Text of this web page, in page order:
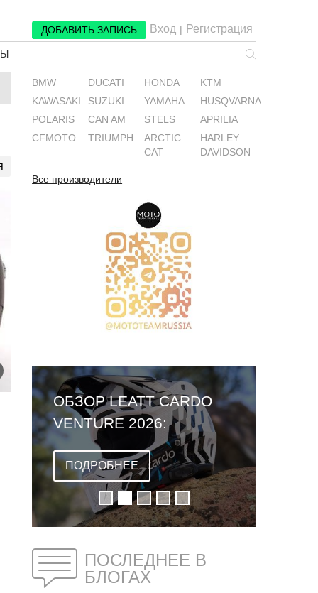
ДОБАВИТЬ ЗАПИСЬ Вход | Регистрация
BMW DUCATI HONDA
KTM
KAWASAKI
SUZUKI YAMAHA
HUSQVARNA
POLARIS
CAN AM STELS
APRILIA
CFMOTO
TRIUMPH
ARCTIC
CAT
HARLEY
DAVIDSON
Все производители
ОБЗОР LEATT CARDO
VENTURE 2026:
ПЕРВЫЙ ШЛЕМ СО
ВСТРОЕННОЙ
ГАРНИТУРОЙ
ПОДРОБНЕЕ
ПОСЛЕДНЕЕ В
БЛОГАХ